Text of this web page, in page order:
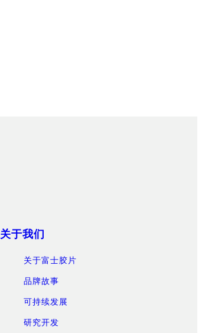
关于我们
关于富士胶片
品牌故事
可持续发展
研究开发